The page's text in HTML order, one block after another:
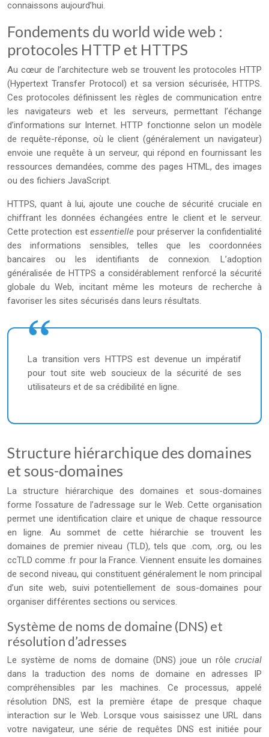
connaissons aujourd’hui.
Fondements du world wide web :
protocoles HTTP et HTTPS
Au cœur de l’architecture web se trouvent les protocoles HTTP
(Hypertext Transfer Protocol) et sa version sécurisée, HTTPS.
Ces protocoles définissent les règles de communication entre
les navigateurs web et les serveurs, permettant l’échange
d’informations sur Internet. HTTP fonctionne selon un modèle
de requête-réponse, où le client (généralement un navigateur)
envoie une requête à un serveur, qui répond en fournissant les
ressources demandées, comme des pages HTML, des images
ou des fichiers JavaScript.
HTTPS, quant à lui, ajoute une couche de sécurité cruciale en
chiffrant les données échangées entre le client et le serveur.
Cette protection estessentielle pour préserver la confidentialité
des informations sensibles, telles que les coordonnées
bancaires ou les identifiants de connexion. L’adoption
généralisée de HTTPS a considérablement renforcé la sécurité
globale du Web, incitant même les moteurs de recherche à
favoriser les sites sécurisés dans leurs résultats.
La transition vers HTTPS est devenue un impératif
pour tout site web soucieux de la sécurité de ses
utilisateurs et de sa crédibilité en ligne.
Structure hiérarchique des domaines
et sous-domaines
La structure hiérarchique des domaines et sous-domaines
forme l’ossature de l’adressage sur le Web. Cette organisation
permet une identification claire et unique de chaque ressource
en ligne. Au sommet de cette hiérarchie se trouvent les
domaines de premier niveau (TLD), tels que .com, .org, ou les
ccTLD comme .fr pour la France. Viennent ensuite les domaines
de second niveau, qui constituent généralement le nom principal
d’un site web, suivi potentiellement de sous-domaines pour
organiser différentes sections ou services.
Système de noms de domaine (DNS) et
résolution d’adresses
Le système de noms de domaine (DNS) joue un rôle crucial
dans la traduction des noms de domaine en adresses IP
compréhensibles par les machines. Ce processus, appelé
résolution DNS, est la première étape de presque chaque
interaction sur le Web. Lorsque vous saisissez une URL dans
votre navigateur, une série de requêtes DNS est initiée pour